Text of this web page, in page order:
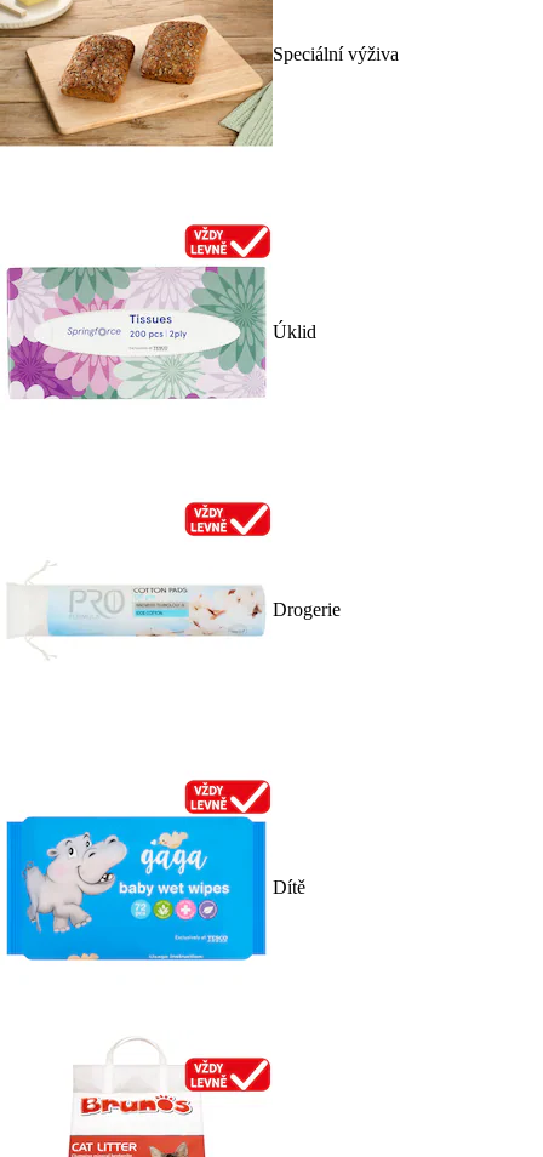
Speciální výživa
Úklid
Drogerie
Dítě